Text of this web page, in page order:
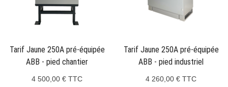
Tarif Jaune 250A pré-équipée
ABB - pied chantier
4 500,00 € TTC
Tarif Jaune 250A pré-équipée
ABB - pied industriel
4 260,00 € TTC